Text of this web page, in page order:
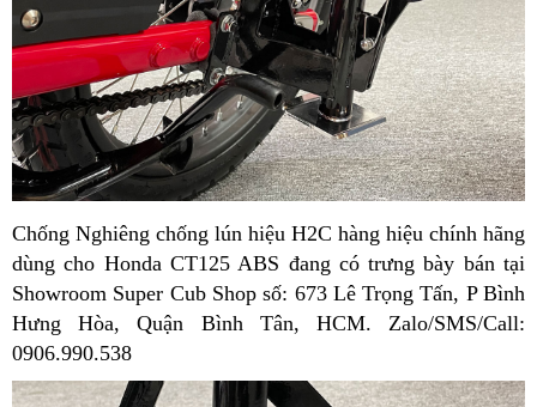
Chống Nghiêng chống lún hiệu H2C hàng hiệu chính hãng
dùng cho Honda CT125 ABS đang có trưng bày bán tại
Showroom Super Cub Shop số: 673 Lê Trọng Tấn, P Bình
Hưng Hòa, Quận Bình Tân, HCM. Zalo/SMS/Call:
0906.990.538